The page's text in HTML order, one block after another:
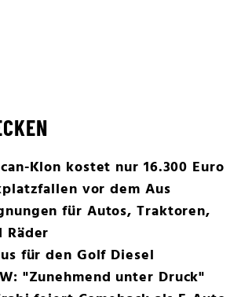
Klon kostet nur 16.300 Euro
vor dem Aus
für Autos, Traktoren,
Räder
für den Golf Diesel
"Zunehmend unter Druck"